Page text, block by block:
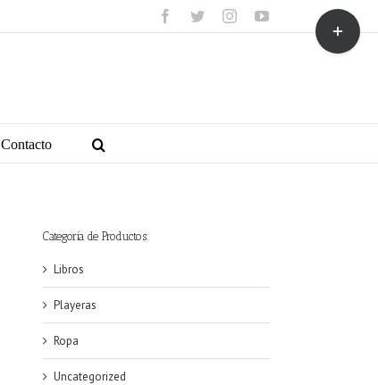
facebook
twitterinstagramyoutube
Contacto
Categoría de Productos:
Libros
Playeras
Ropa
Uncategorized
Toggle
Sliding
Bar